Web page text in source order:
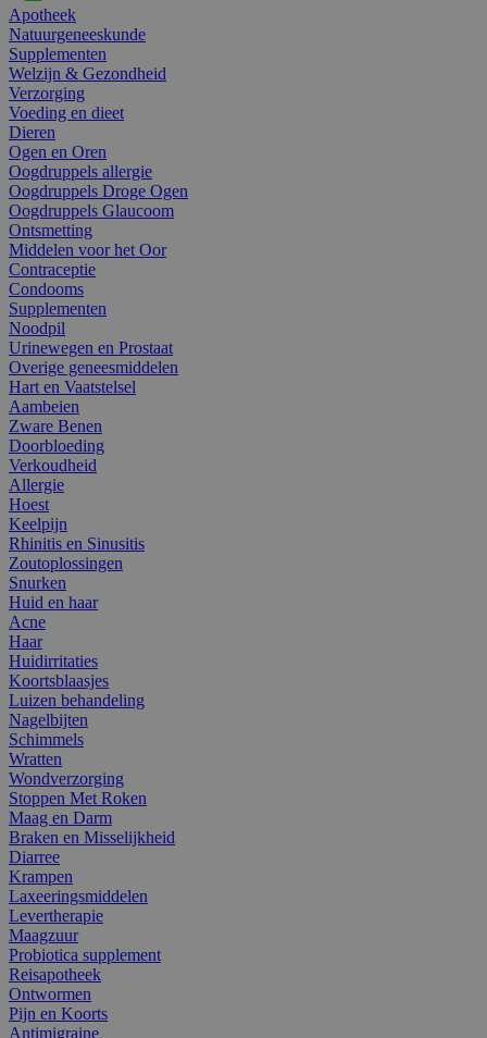
Apotheek
Natuurgeneeskunde
Supplementen
Welzijn & Gezondheid
Verzorging
Voeding en dieet
Dieren
Ogen en Oren
Oogdruppels allergie
Oogdruppels Droge Ogen
Oogdruppels Glaucoom
Ontsmetting
Middelen voor het Oor
Contraceptie
Condooms
Supplementen
Noodpil
Urinewegen en Prostaat
Overige geneesmiddelen
Hart en Vaatstelsel
Aambeien
Zware Benen
Doorbloeding
Verkoudheid
Allergie
Hoest
Keelpijn
Rhinitis en Sinusitis
Zoutoplossingen
Snurken
Huid en haar
Acne
Haar
Huidirritaties
Koortsblaasjes
Luizen behandeling
Nagelbijten
Schimmels
Wratten
Wondverzorging
Stoppen Met Roken
Maag en Darm
Braken en Misselijkheid
Diarree
Krampen
Laxeeringsmiddelen
Levertherapie
Maagzuur
Probiotica supplement
Reisapotheek
Ontwormen
Pijn en Koorts
Antimigraine